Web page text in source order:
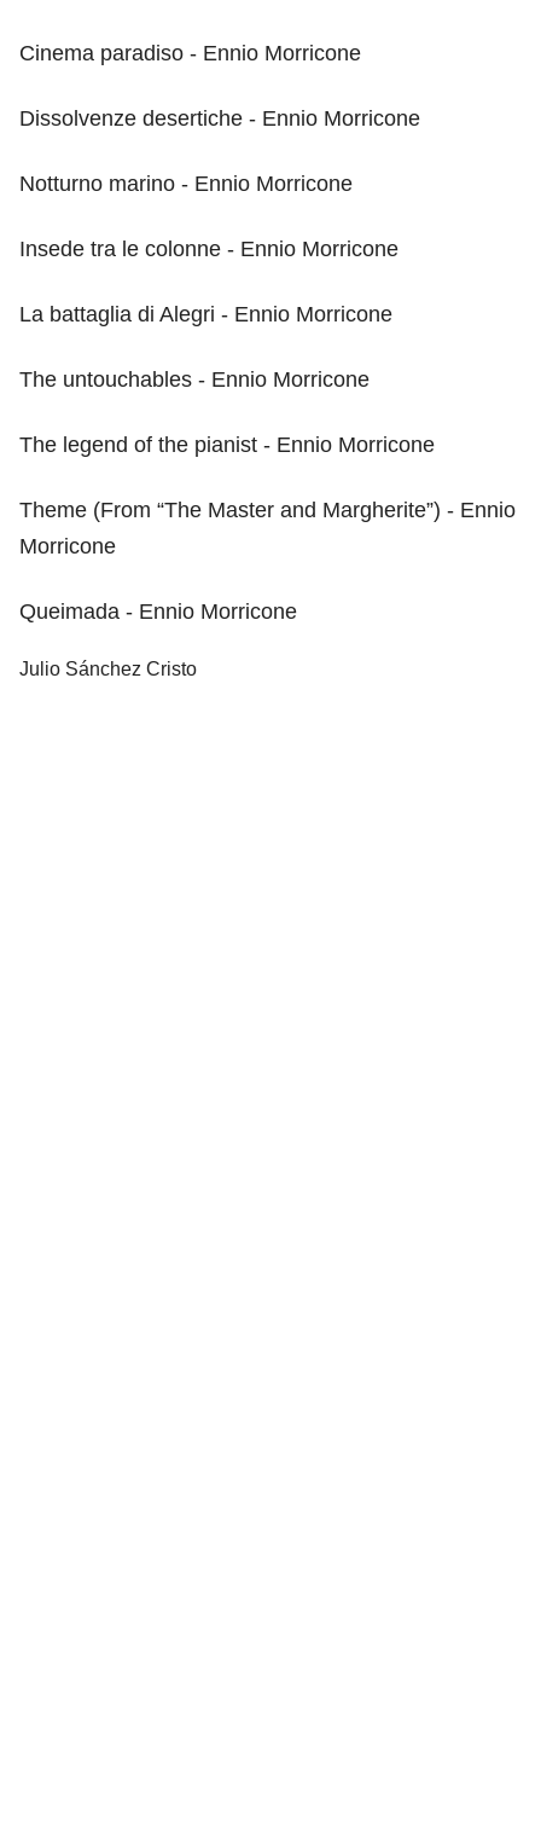
Cinema paradiso - Ennio Morricone
Dissolvenze desertiche - Ennio Morricone
Notturno marino - Ennio Morricone
Insede tra le colonne - Ennio Morricone
La battaglia di Alegri - Ennio Morricone
The untouchables - Ennio Morricone
The legend of the pianist - Ennio Morricone
Theme (From “The Master and Margherite”) - Ennio
Morricone
Queimada - Ennio Morricone
Julio Sánchez Cristo